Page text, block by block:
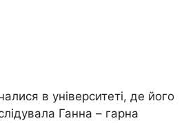
в університеті, де його
Ганна – гарна